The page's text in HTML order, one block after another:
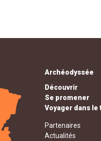
Archéodyssée
Découvrir
Se promener
Voyager dans le
Partenaires
Actualités